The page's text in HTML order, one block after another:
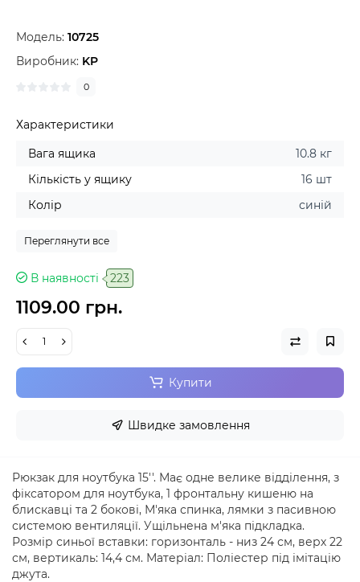
Модель: 10725
Виробник: KP
0
Характеристики
Вага ящика
10.8 кг
Кількість у ящику
16 шт
Колір
синій
Переглянути все
В наявності 223
1109.00 грн.
Купити
Швидке замовлення
Рюкзак для ноутбука 15''. Має одне велике відділення, з
фіксатором для ноутбука, 1 фронтальну кишеню на
блискавці та 2 бокові, М'яка спинка, лямки з пасивною
системою вентиляції. Ущільнена м'яка підкладка.
Розмір синьої вставки: горизонталь - низ 24 см, верх 22
см, вертикаль: 14,4 см. Матеріал: Поліестер під імітацію
джута.